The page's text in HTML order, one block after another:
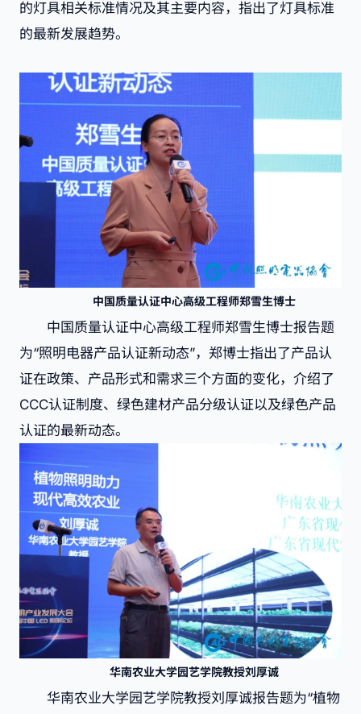
的灯具相关标准情况及其主要内容，指出了灯具标准
的最新发展趋势。
中国质量认证中心高级工程师郑雪生博士
中国质量认证中心高级工程师郑雪生博士报告题
为“照明电器产品认证新动态”，郑博士指出了产品认
证在政策、产品形式和需求三个方面的变化，介绍了
CCC认证制度、绿色建材产品分级认证以及绿色产品
认证的最新动态。
华南农业大学园艺学院教授刘厚诚
华南农业大学园艺学院教授刘厚诚报告题为“植物